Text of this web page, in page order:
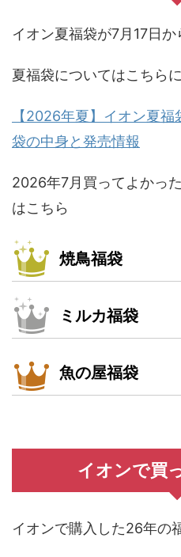
イオン夏福袋が7月17日か
夏福袋についてはこちら
【2026年夏】イオン夏
袋の中身と発売情報
2026年7月買ってよかっ
はこちら
焼鳥福袋
ミルカ福袋
魚の屋福袋
イオンで買
イオンで購入した26年の